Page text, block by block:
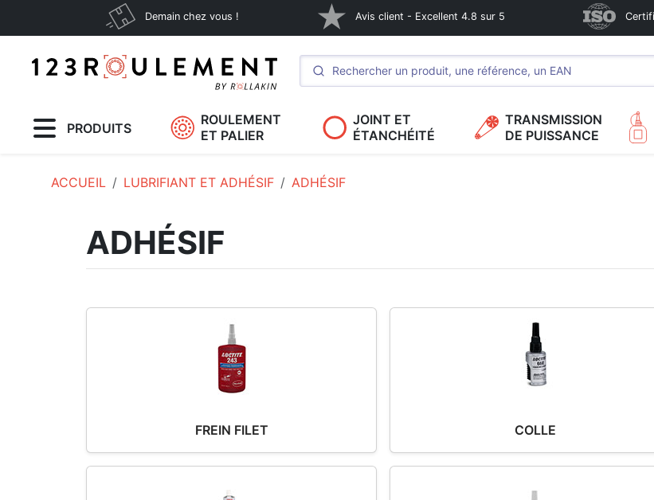
Demain chez vous ! Avis client - Excellent 4.8 sur 5
PRODUITS
ROULEMENT
ET PALIER
JOINT ET
ÉTANCHÉITÉ
TRANSMISSION
DE PUISSANCE
ACCUEIL LUBRIFIANT ET ADHÉSIF ADHÉSIF
ADHÉSIF
FREIN FILET COLLE